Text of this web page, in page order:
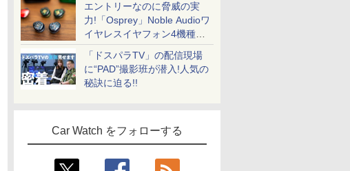
エントリーなのに脅威の実
力!「Osprey」Noble Audioワ
イヤレスイヤフォン4機種を
一気に聴く
「ドスパラTV」の配信現場
に“PAD”撮影班が潜入!人気の
秘訣に迫る!!
Car Watch をフォローする